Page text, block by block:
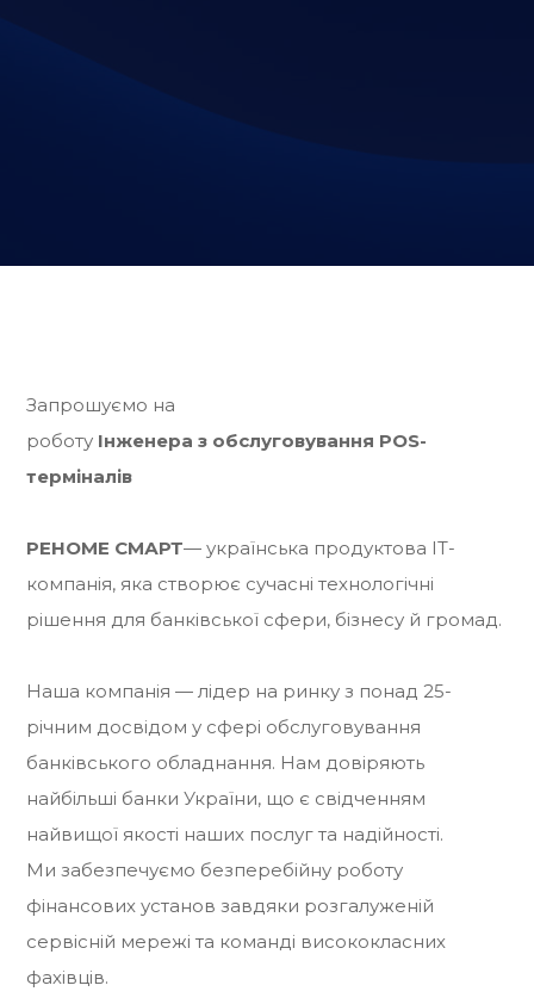
Запрошуємо на
роботу Інженера з обслуговування POS-
терміналів
РЕНОМЕ СМАРТ— українська продуктова IT-
компанія, яка створює сучасні технологічні
рішення для банківської сфери, бізнесу й громад.
Наша компанія — лідер на ринку з понад 25-
річним досвідом у сфері обслуговування
банківського обладнання. Нам довіряють
найбільші банки України, що є свідченням
найвищої якості наших послуг та надійності.
Ми забезпечуємо безперебійну роботу
фінансових установ завдяки розгалуженій
сервісній мережі та команді висококласних
фахівців.